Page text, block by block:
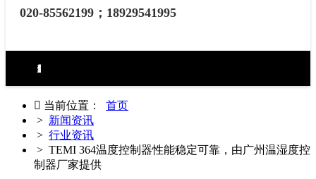
020-85562199；18929541995
环境试验设备控制器
力学试验设备控制器
热泵（冷水机）控制器
食品烘焙设备控制器
工业烘烤设备控制器
生化药品类控制器
无纸记录仪
电房环境控制器
 当前位置： 首页
> 新闻资讯
> 行业资讯
> TEMI 364温度控制器性能稳定可靠，由广州温湿度控
制器厂家提供